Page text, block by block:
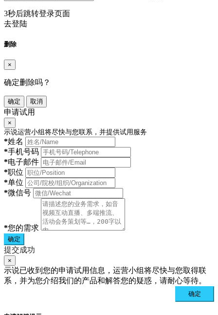
3秒后跳转登录页面
去登陆
删除
×
确定删除吗？
确定 取消
申请试用
×
示说运营小组将尽快与您联系，并提供试用服务
*姓名
*手机号码
*电子邮件
*职位
*单位
*微信号
*您的需求
确定
提交成功
×
示说已收到您的申请试用信息，运营小组将尽快与您取得联
系，并为您介绍我们的产品和解答您的疑惑，请耐心等待。
确定